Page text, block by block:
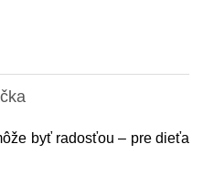
byť radosťou – pre dieťa